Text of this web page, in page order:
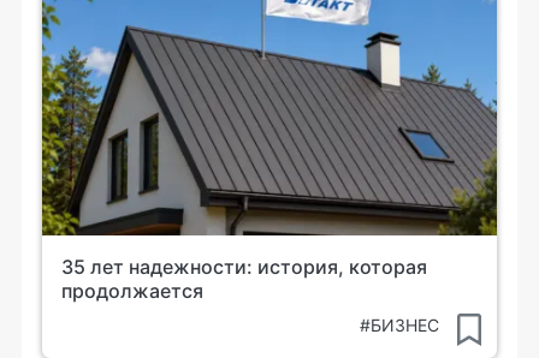
35 лет надежности: история, которая
продолжается
#БИЗНЕС